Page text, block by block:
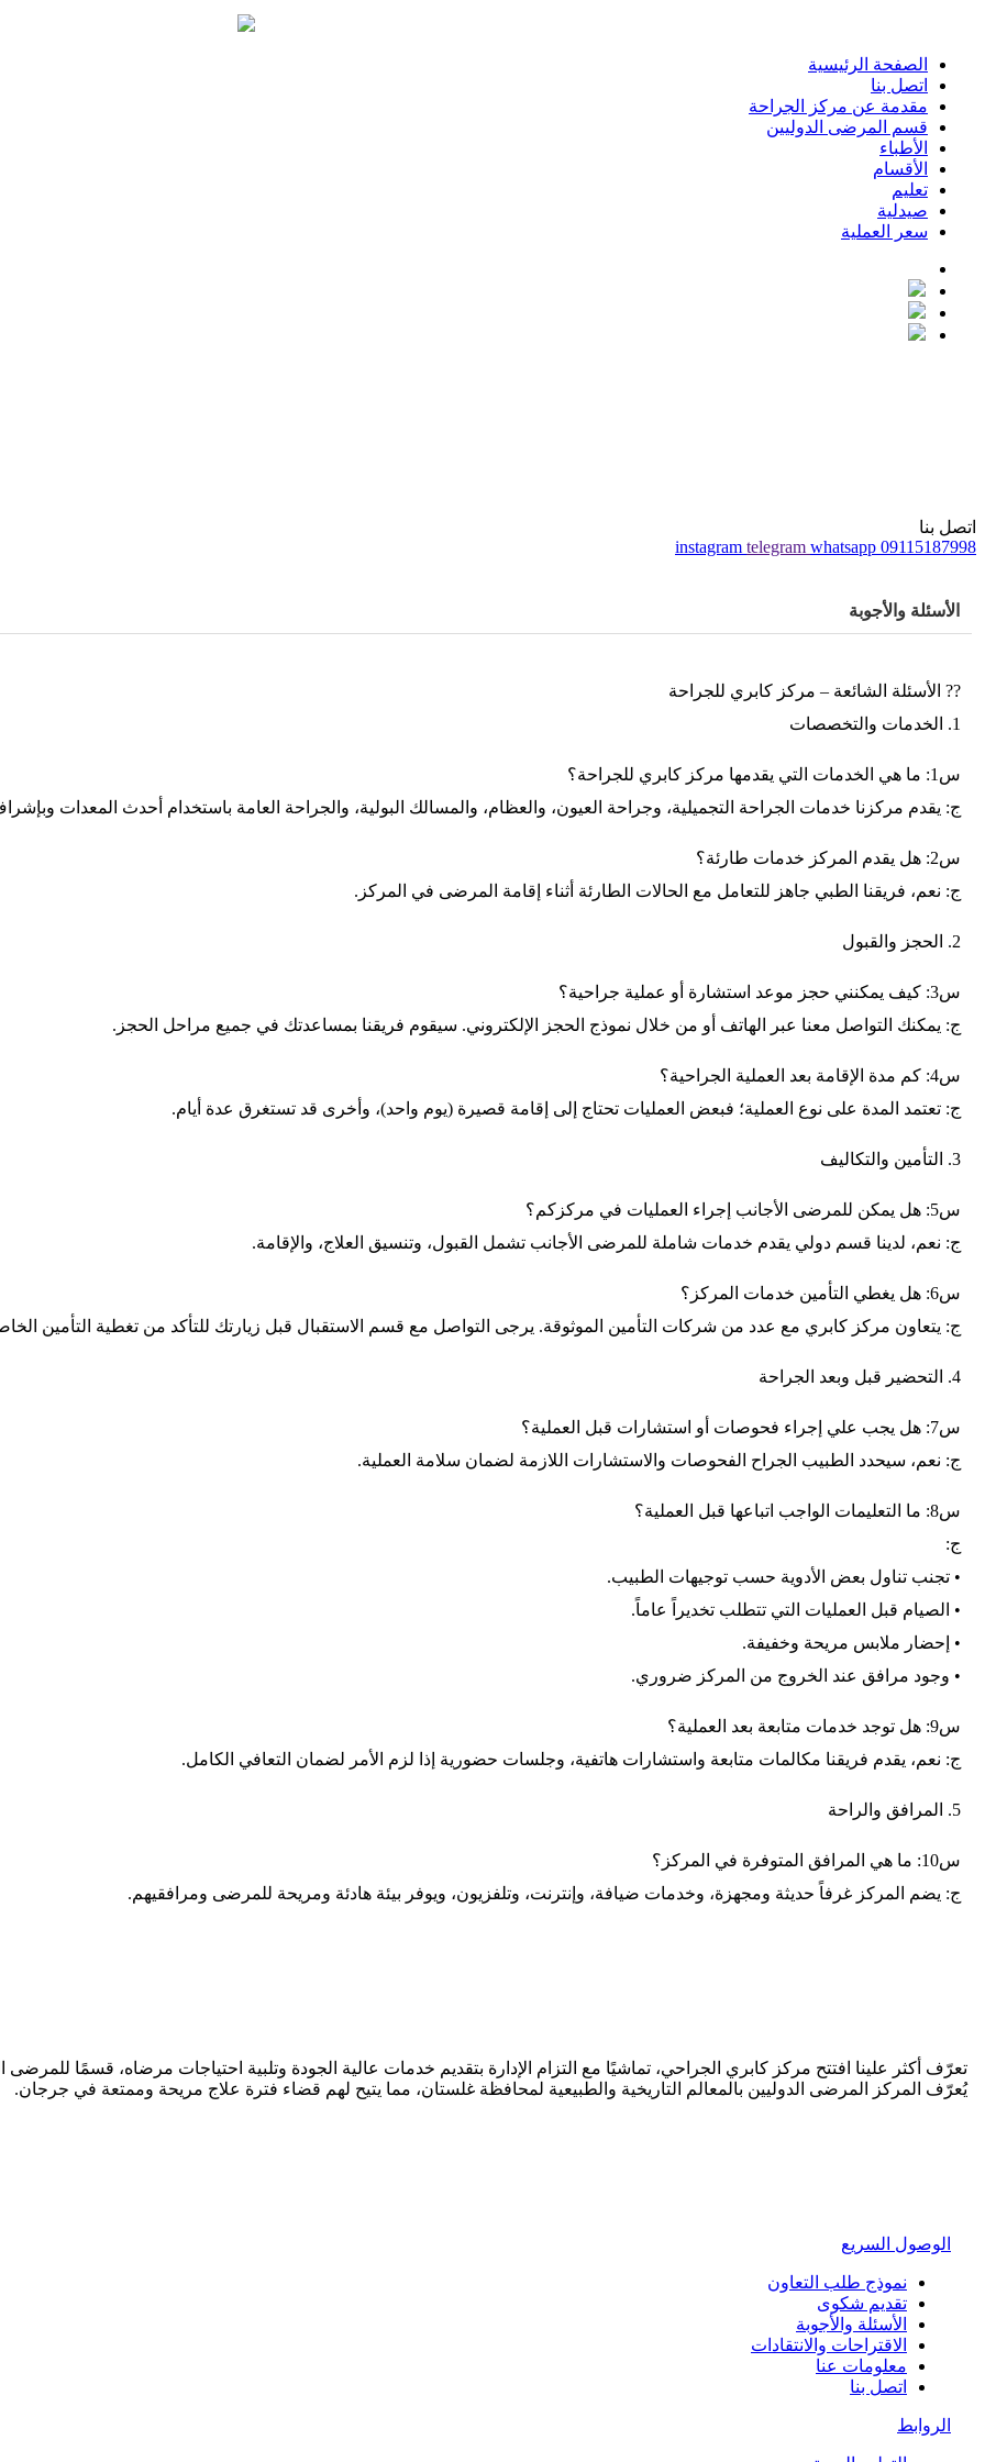
الصفحة الرئيسية
اتصل بنا
مقدمة عن مركز الجراحة
قسم المرضى الدوليين
الأطباء
الأقسام
تعليم
صيدلية
سعر العملیة
اتصل بنا
instagram telegram whatsapp 09115187998
الأسئلة والأجوبة
?? الأسئلة الشائعة – مركز كابري للجراحة
1. الخدمات والتخصصات
س1: ما هي الخدمات التي يقدمها مركز كابري للجراحة؟
ج: يقدم مركزنا خدمات الجراحة التجميلية، وجراحة العيون، والعظام، والمسالك البولية، والجراحة العامة باستخدام أحدث المعدات
س2: هل يقدم المركز خدمات طارئة؟
ج: نعم، فريقنا الطبي جاهز للتعامل مع الحالات الطارئة أثناء إقامة المرضى في المركز.
2. الحجز والقبول
س3: كيف يمكنني حجز موعد استشارة أو عملية جراحية؟
ج: يمكنك التواصل معنا عبر الهاتف أو من خلال نموذج الحجز الإلكتروني. سيقوم فريقنا بمساعدتك في جميع مراحل الحجز.
س4: كم مدة الإقامة بعد العملية الجراحية؟
ج: تعتمد المدة على نوع العملية؛ فبعض العمليات تحتاج إلى إقامة قصيرة (يوم واحد)، وأخرى قد تستغرق عدة أيام.
3. التأمين والتكاليف
س5: هل يمكن للمرضى الأجانب إجراء العمليات في مركزكم؟
ج: نعم، لدينا قسم دولي يقدم خدمات شاملة للمرضى الأجانب تشمل القبول، وتنسيق العلاج، والإقامة.
س6: هل يغطي التأمين خدمات المركز؟
ج: يتعاون مركز كابري مع عدد من شركات التأمين الموثوقة. يرجى التواصل مع قسم الاستقبال قبل زيارتك للتأكد من تغطية التأمين
4. التحضير قبل وبعد الجراحة
س7: هل يجب علي إجراء فحوصات أو استشارات قبل العملية؟
ج: نعم، سيحدد الطبيب الجراح الفحوصات والاستشارات اللازمة لضمان سلامة العملية.
س8: ما التعليمات الواجب اتباعها قبل العملية؟
ج:
• تجنب تناول بعض الأدوية حسب توجيهات الطبيب.
• الصيام قبل العمليات التي تتطلب تخديراً عاماً.
• إحضار ملابس مريحة وخفيفة.
• وجود مرافق عند الخروج من المركز ضروري.
س9: هل توجد خدمات متابعة بعد العملية؟
ج: نعم، يقدم فريقنا مكالمات متابعة واستشارات هاتفية، وجلسات حضورية إذا لزم الأمر لضمان التعافي الكامل.
5. المرافق والراحة
س10: ما هي المرافق المتوفرة في المركز؟
ج: يضم المركز غرفاً حديثة ومجهزة، وخدمات ضيافة، وإنترنت، وتلفزيون، ويوفر بيئة هادئة ومريحة للمرضى ومرافقيهم.
تعرّف أكثر علينا افتتح مركز كابري الجراحي، تماشيًا مع التزام الإدارة بتقديم خدمات عالية الجودة وتلبية احتياجات مرضاه، قسمًا
يُعرّف المركز المرضى الدوليين بالمعالم التاريخية والطبيعية لمحافظة غلستان، مما يتيح لهم قضاء فترة علاج مريحة وممتعة في جرجان.
الوصول السريع
نموذج طلب التعاون
تقديم شكوى
الأسئلة والأجوبة
الاقتراحات والانتقادات
معلومات عنا
اتصل بنا
الروابط